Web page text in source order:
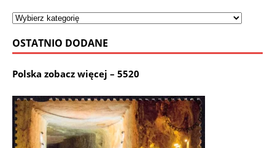
OSTATNIO DODANE
Polska zobacz więcej – 5520